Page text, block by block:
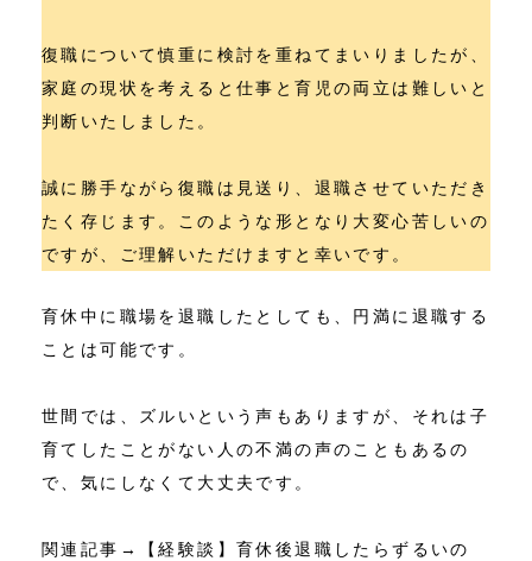
復職について慎重に検討を重ねてまいりましたが、
家庭の現状を考えると仕事と育児の両立は難しいと
判断いたしました。
誠に勝手ながら復職は見送り、退職させていただき
たく存じます。このような形となり大変心苦しいの
ですが、ご理解いただけますと幸いです。
育休中に職場を退職したとしても、円満に退職する
ことは可能です。
世間では、ズルいという声もありますが、それは子
育てしたことがない人の不満の声のこともあるの
で、気にしなくて大丈夫です。
関連記事→
【経験談】育休後退職したらずるいの